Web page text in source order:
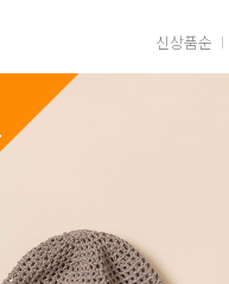
신상품순